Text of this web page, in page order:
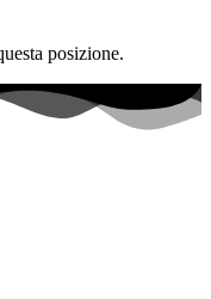
posizione.